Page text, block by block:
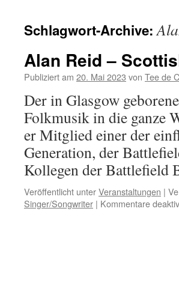
Schlagwort-Archive:
Alan Reid –
Publiziert am 20. Mai 2023 von Tee de
Der in Glasgow
Folkmusik in die ganze
er Mitglied einer der
Generation, der
Kollegen der Battlefield
Veröffentlicht unterVeranstaltungen |
Singer/Songwriter | Kommentare